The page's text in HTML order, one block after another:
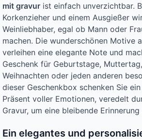
mit gravur ist einfach unverzichtbar.
Korkenzieher und einem Ausgießer
Weinliebhaber, egal ob Mann oder
machen. Die wunderschönen Motive
verleihen eine elegante Note und
Geschenk für Geburtstage,
Weihnachten oder jeden anderen
dieser Geschenkbox schenken Sie
Präsent voller Emotionen, veredelt
Gravur, um eine bleibende
Ein elegantes und